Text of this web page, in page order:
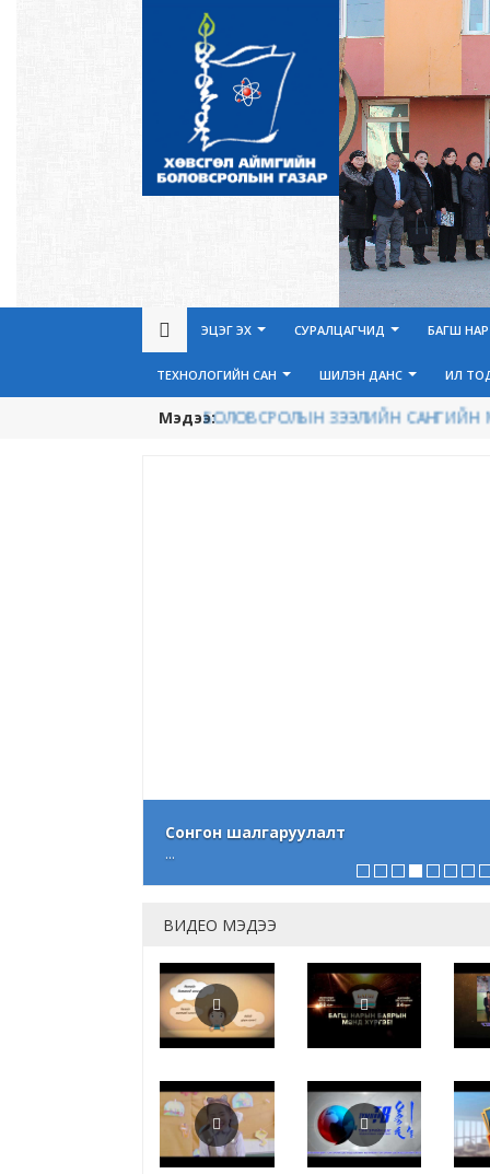
ЭЦЭГ ЭХ СУРАЛЦАГЧИД БАГШ
ТЕХНОЛОГИЙН САН ШИЛЭН ДАНС ИЛ
Мэдээ:БОЛОВСРОЛЫН ЗЭЭЛИЙН САНГИЙН
Сонгон шалгаруулалт
...
ВИДЕО МЭДЭЭ